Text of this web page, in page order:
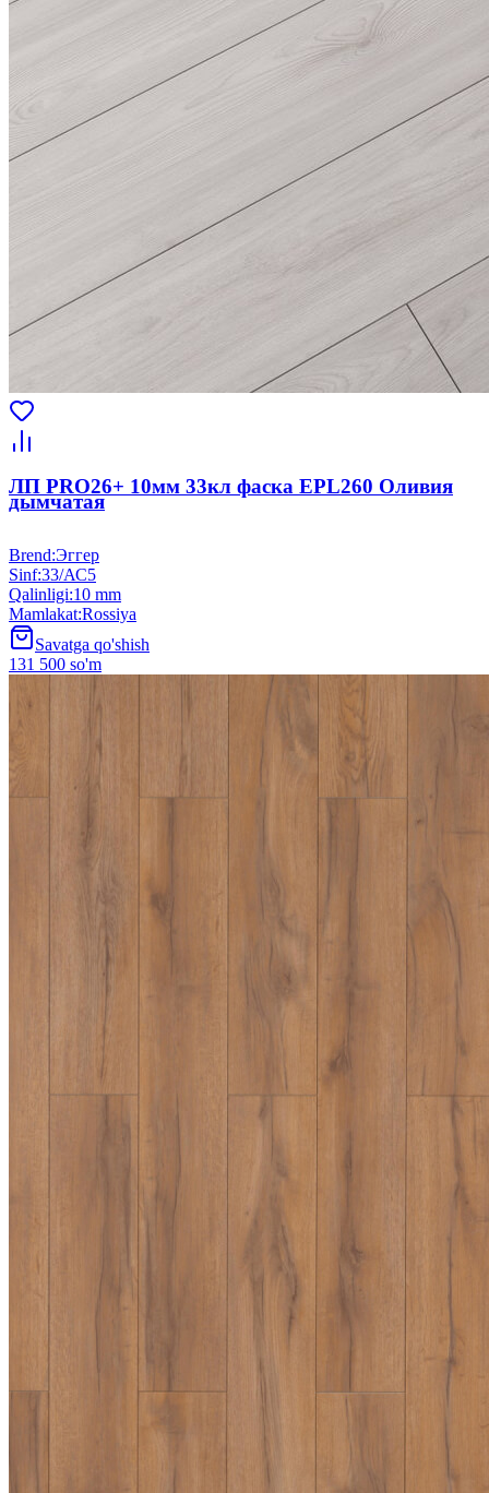
ЛП PRO26+ 10мм 33кл фаска EPL260 Оливия
дымчатая
Brend:Эггер
Sinf:33/АС5
Qalinligi:10 mm
Mamlakat:Rossiya
Savatga qo'shish
131 500 so'm